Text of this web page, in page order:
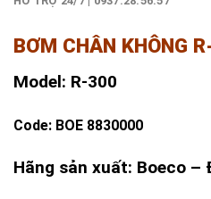
BƠM CHÂN KHÔNG
Model: R-300
Code: BOE 8830000
Hãng sản xuất: Boeco –